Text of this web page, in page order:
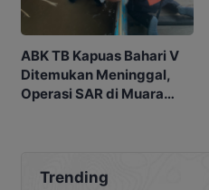
ABK TB Kapuas Bahari V
Ditemukan Meninggal,
Operasi SAR di Muara
Trending